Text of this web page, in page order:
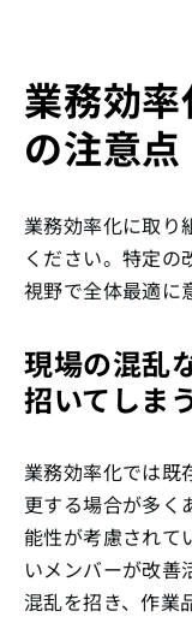
業務効
の注意点
業務効率化に取り
ください。特定の
視野で全体最適に
現場の混乱
招いてしま
業務効率化では既
更する場合が多く
能性が考慮されて
いメンバーが改善
混乱を招き、作業